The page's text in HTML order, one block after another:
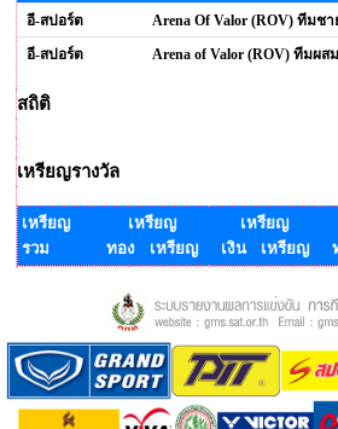
อี-สปอร์ต
Arena Of Valor (ROV) ทีมชา
อี-สปอร์ต
Arena of Valor (ROV) ทีมผสม
สถิติ
เหรียญรางวัล
เหรียญ
รวม
เหรียญ
ทอง เหรียญ
เหรียญ
เงิน เหรียญ